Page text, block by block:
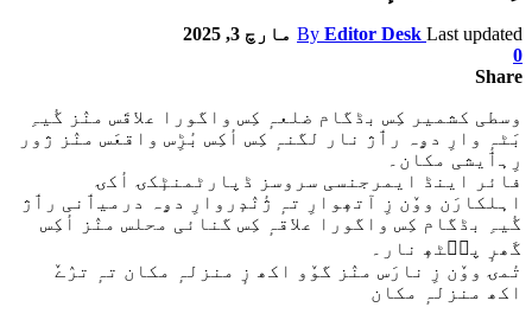
By Editor Desk Last updated
مارچ 3, 2025
0
Share
وسطی کشمیر کِس بڈگام ضلعہٕ کِس واگورا علاقَس منٛز گٔیہِ
بَٹہٕ وارِ دۄہ رٲژ نار لگنہٕ کِس أکِس بٔڑِس واقعَس منٛز ژور
رِہٲیشی مکان۔
فائر اینڈ ایمرجنسی سروسز ڈپارٹمنٹٕکۍ أکۍ
اہلکارَن ووٚن زِ آتھٕوارِ تہٕ ژٔنٛدٕروارِ دۄہ درمیٲنی رٲژ
گٔیہِ بڈگام کِس واگورا علاقہٕ کِس گنائی محلس منٛز أکِس
گَھرٕ پٮ۪ٹھٕ نار۔
تٔمۍ ووٚن زِ نارَس منٛز گوٚو اکھ زٕ منزلہٕ مکان تہٕ ترٛےٚ
اکھ منزلہٕ مکان